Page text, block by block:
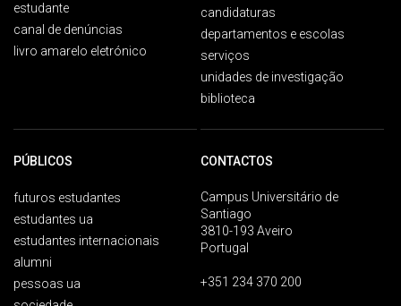
estudante
canal de denúncias
livro amarelo eletrónico
candidaturas
departamentos e escolas
serviços
unidades de investigação
biblioteca
PÚBLICOS
futuros estudantes
estudantes ua
estudantes internacionais
alumni
pessoas ua
CONTACTOS
Campus Universitário de
Santiago
3810-193 Aveiro
Portugal
+351 234 370 200